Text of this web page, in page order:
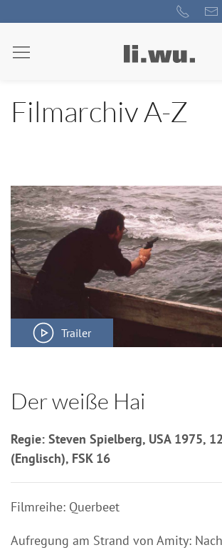
Filmarchiv A-Z
Trailer
Der weiße Hai
Regie: Steven Spielberg, USA 1975,
(Englisch), FSK 16
Filmreihe: Querbeet
Aufregung am Strand von Amity: